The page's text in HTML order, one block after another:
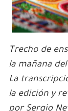
Trecho de
la mañana
La
la edición y
por Sergio